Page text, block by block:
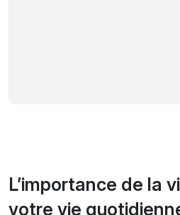
L’importance de la
votre vie